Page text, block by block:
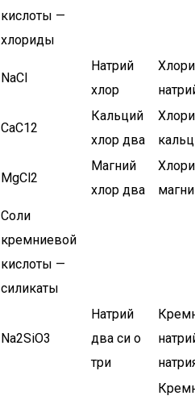
кислоты —
хлориды
NaCl
Натрий
хлор
СаС12
Кальций
хлор два
MgCl2
Магний
хлор два
Соли
кремниевой
кислоты —
силикаты
Na2SiO3
Натрий
два си о
три